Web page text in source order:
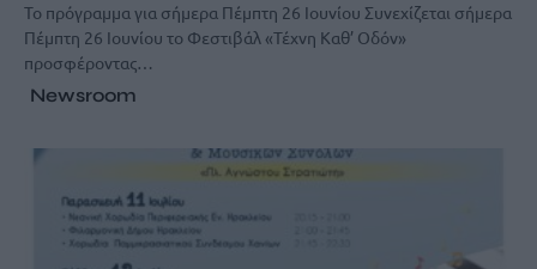
Το πρόγραμμα για σήμερα Πέμπτη 26 Ιουνίου Συνεχίζεται σήμερα
Πέμπτη 26 Ιουνίου το Φεστιβάλ «Τέχνη Καθ’ Οδόν»
προσφέροντας…
Newsroom